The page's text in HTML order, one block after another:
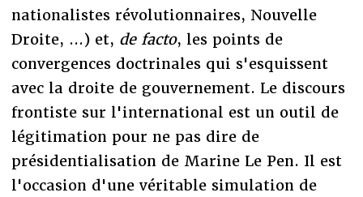
nationalistes révolutionnaires, Nouvelle
Droite, ...) et, de facto, les points de
convergences doctrinales qui s'esquissent
avec la droite de gouvernement. Le discours
frontiste sur l'international est un outil de
légitimation pour ne pas dire de
présidentialisation de Marine Le Pen. Il est
l'occasion d'une véritable simulation de